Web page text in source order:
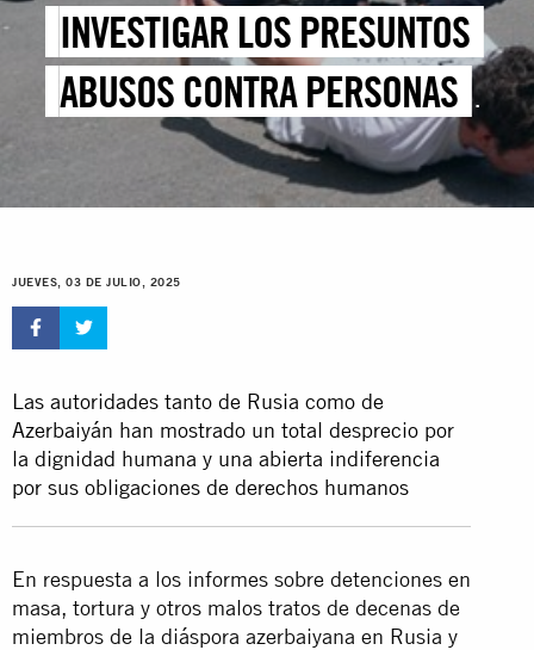
INVESTIGAR LOS PRESUNTOS
ABUSOS CONTRA PERSONAS
DETENIDAS COMETIDOS EN
OPERACIONES POLICIALES DE
“OJO POR OJO, DIENTE POR
DIENTE”
JUEVES, 03 DE JULIO, 2025
Las autoridades tanto de Rusia como de
Azerbaiyán han mostrado un total desprecio por
la dignidad humana y una abierta indiferencia
por sus obligaciones de derechos humanos
En respuesta a los informes sobre detenciones en
masa, tortura y otros malos tratos de decenas de
miembros de la diáspora azerbaiyana en Rusia y